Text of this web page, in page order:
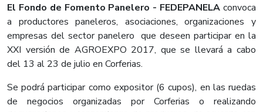
El Fondo de Fomento Panelero - FEDEPANELA convoca
a productores paneleros, asociaciones, organizaciones y
empresas del sector panelero que deseen participar en la
XXI versión de AGROEXPO 2017, que se llevará a cabo
del 13 al 23 de julio en Corferias.
Se podrá participar como expositor (6 cupos), en las ruedas
de negocios organizadas por Corferias o realizando